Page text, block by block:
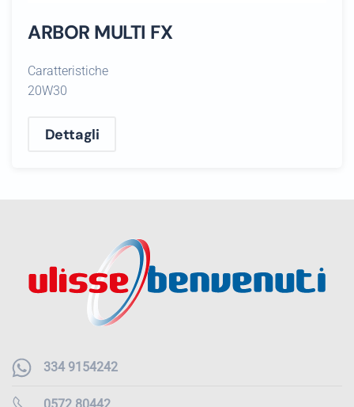
ARBOR MULTI FX
Caratteristiche
20W30
Dettagli
334 9154242